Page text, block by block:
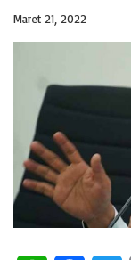
Maret 21, 2022